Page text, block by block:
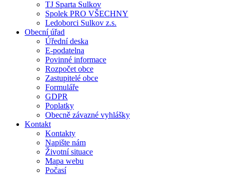
TJ Sparta Sulkov
Spolek PRO VŠECHNY
Ledoborci Sulkov z.s.
Obecní úřad
Úřední deska
E-podatelna
Povinné informace
Rozpočet obce
Zastupitelé obce
Formuláře
GDPR
Poplatky
Obecně závazné vyhlášky
Kontakt
Kontakty
Napište nám
Životní situace
Mapa webu
Počasí